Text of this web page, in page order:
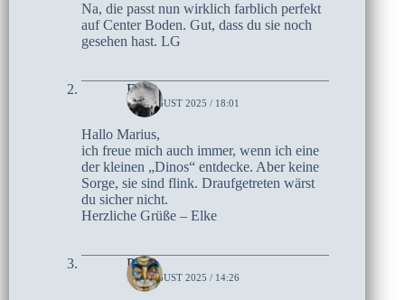
Na, die passt nun wirklich farblich perfekt
auf Center Boden. Gut, dass du sie noch
gesehen hast. LG
Elke
14. AUGUST 2025 / 18:01
Hallo Marius,
ich freue mich auch immer, wenn ich eine
der kleinen „Dinos“ entdecke. Aber keine
Sorge, sie sind flink. Draufgetreten wärst
du sicher nicht.
Herzliche Grüße – Elke
Pia
14. AUGUST 2025 / 14:26